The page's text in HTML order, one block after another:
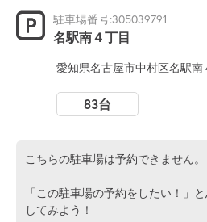
駐車場番号:305039791
名駅南４丁目
愛知県名古屋市中村区名駅南
83台
こちらの駐車場は予約できません。
「この駐車場の予約をしたい！」
してみよう！